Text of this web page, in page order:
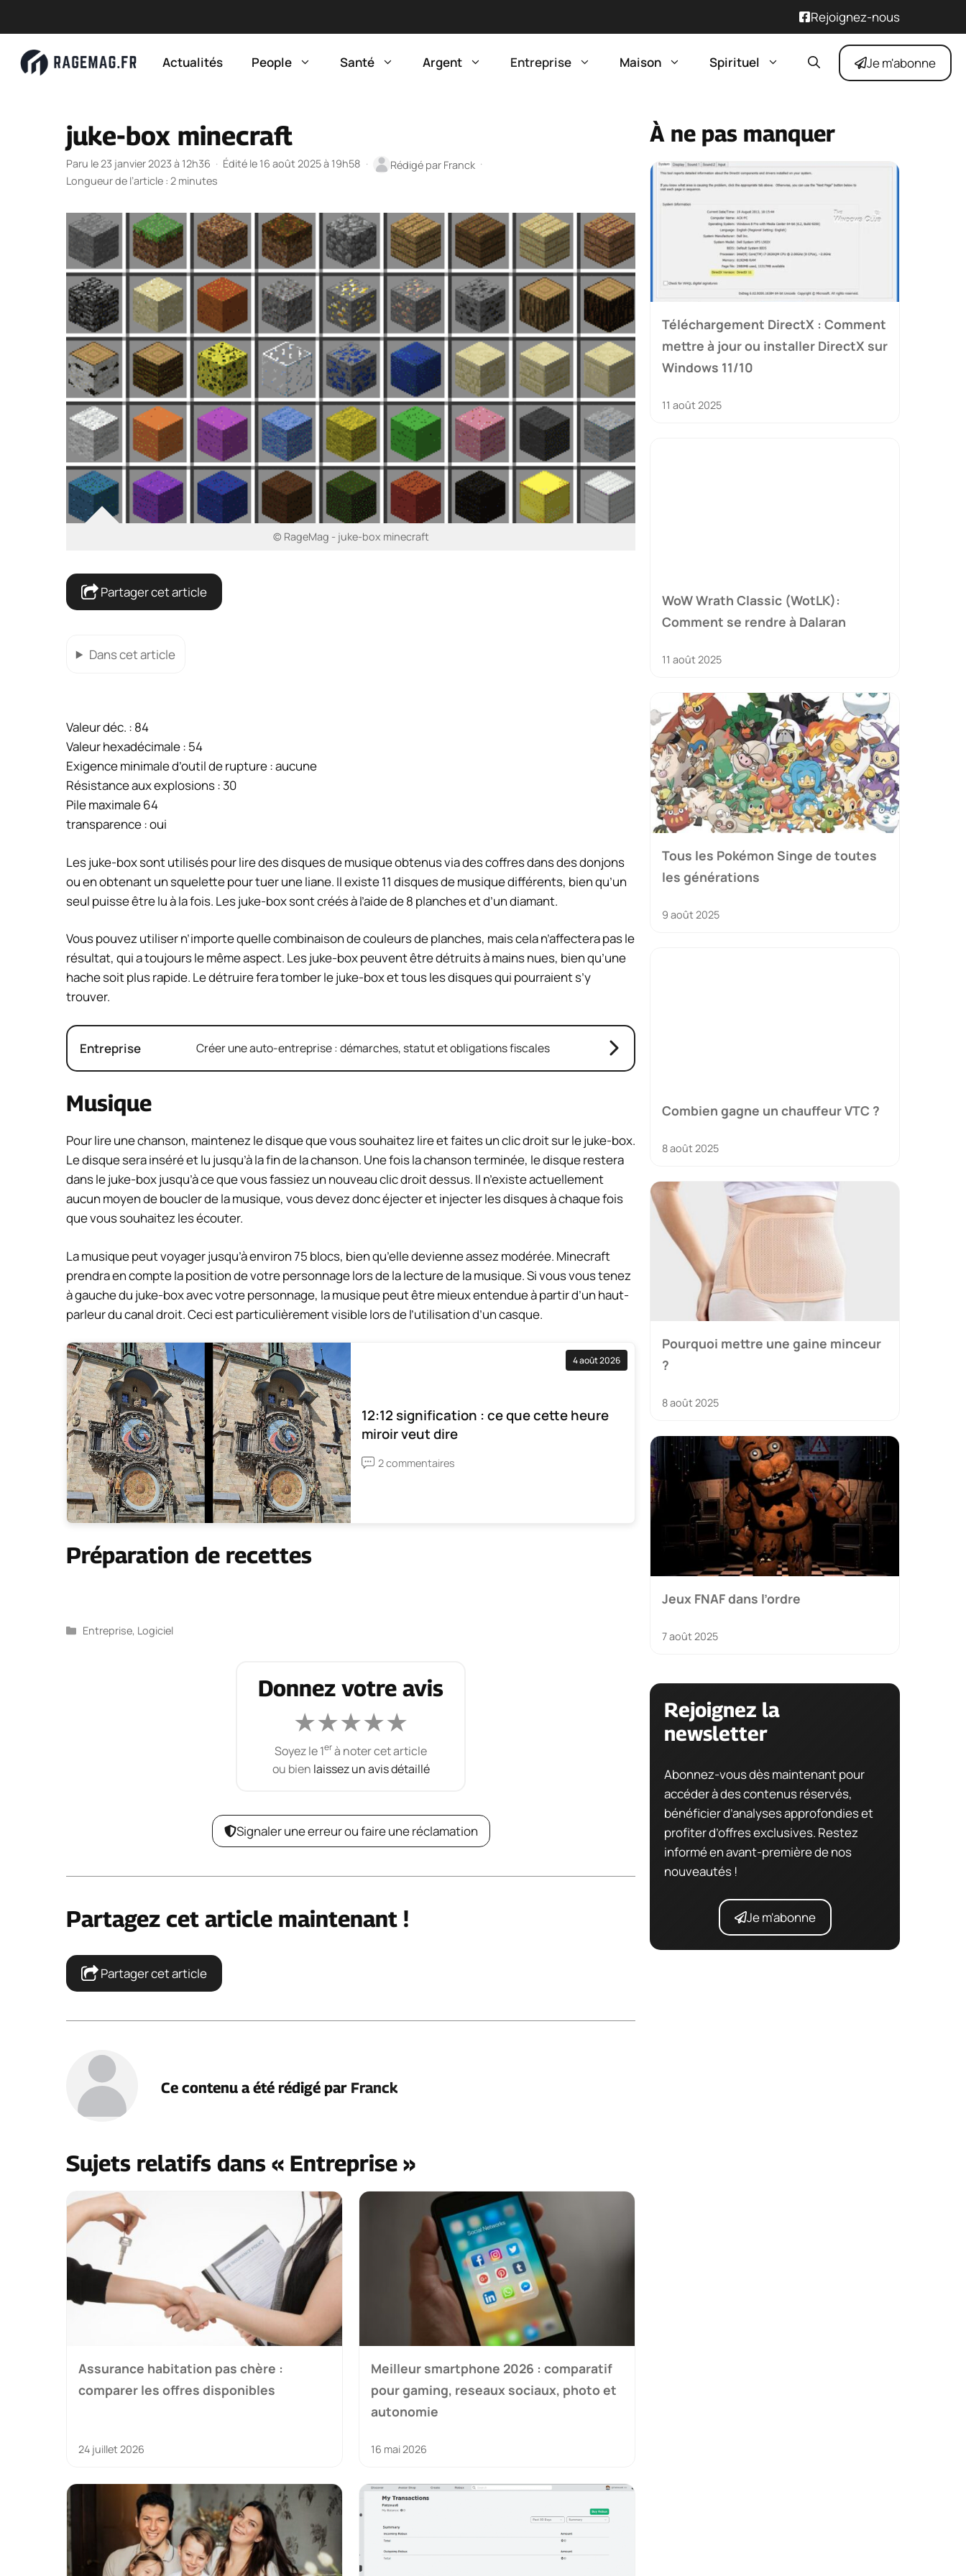
Rejoignez-nous
Actualités People Santé Argent Entreprise Maison Spirituel Je m'abonne
juke-box minecraft
Paru le 23 janvier 2023 à 12h36 · Édité le 16 août 2025 à 19h58 · Rédigé par Franck ·
Longueur de l’article : 2 minutes
© RageMag - juke-box minecraft
Partager cet article
Dans cet article
Valeur déc. : 84
Valeur hexadécimale : 54
Exigence minimale d’outil de rupture : aucune
Résistance aux explosions : 30
Pile maximale 64
transparence : oui
Les juke-box sont utilisés pour lire des disques de musique obtenus via des coffres dans des donjons
ou en obtenant un squelette pour tuer une liane. Il existe 11 disques de musique différents, bien qu’un
seul puisse être lu à la fois. Les juke-box sont créés à l’aide de 8 planches et d’un diamant.
Vous pouvez utiliser n’importe quelle combinaison de couleurs de planches, mais cela n’affectera pas le
résultat, qui a toujours le même aspect. Les juke-box peuvent être détruits à mains nues, bien qu’une
hache soit plus rapide. Le détruire fera tomber le juke-box et tous les disques qui pourraient s’y
trouver.
Entreprise Créer une auto-entreprise : démarches, statut et obligations fiscales
Musique
Pour lire une chanson, maintenez le disque que vous souhaitez lire et faites un clic droit sur le juke-box.
Le disque sera inséré et lu jusqu’à la fin de la chanson. Une fois la chanson terminée, le disque restera
dans le juke-box jusqu’à ce que vous fassiez un nouveau clic droit dessus. Il n’existe actuellement
aucun moyen de boucler de la musique, vous devez donc éjecter et injecter les disques à chaque fois
que vous souhaitez les écouter.
La musique peut voyager jusqu’à environ 75 blocs, bien qu’elle devienne assez modérée. Minecraft
prendra en compte la position de votre personnage lors de la lecture de la musique. Si vous vous tenez
à gauche du juke-box avec votre personnage, la musique peut être mieux entendue à partir d’un haut-
parleur du canal droit. Ceci est particulièrement visible lors de l’utilisation d’un casque.
4 août 2026
12:12 signification : ce que cette heure
miroir veut dire
2 commentaires
Préparation de recettes
Catégories
Entreprise, Logiciel
Donnez votre avis
★★★★★
Soyez le 1erà noter cet article
ou bien laissez un avis détaillé
Signaler une erreur ou faire une réclamation
Partagez cet article maintenant !
Partager cet article
Ce contenu a été rédigé par Franck
Sujets relatifs dans « Entreprise »
Assurance habitation pas chère :
comparer les offres disponibles
24 juillet 2026
Meilleur smartphone 2026 : comparatif
pour gaming, reseaux sociaux, photo et
autonomie
16 mai 2026
À ne pas manquer
Téléchargement DirectX : Comment
mettre à jour ou installer DirectX sur
Windows 11/10
11 août 2025
WoW Wrath Classic (WotLK):
Comment se rendre à Dalaran
11 août 2025
Tous les Pokémon Singe de toutes
les générations
9 août 2025
Combien gagne un chauffeur VTC ?
8 août 2025
Pourquoi mettre une gaine minceur
?
8 août 2025
Jeux FNAF dans l’ordre
7 août 2025
Rejoignez la
newsletter
Abonnez-vous dès maintenant pour
accéder à des contenus réservés,
bénéficier d’analyses approfondies et
profiter d’offres exclusives. Restez
informé en avant-première de nos
nouveautés !
Je m'abonne